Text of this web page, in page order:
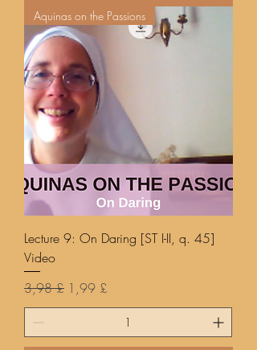
Aquinas on the Passions
Lecture 9: On Daring [ST I-II, q. 45]
Video
Prezzo regolare
3,98 £ Prezzo scontato
1,99 £